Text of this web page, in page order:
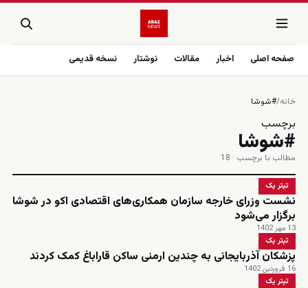
صفحه اصلی اخبار مقالات نوشتار نسخه قدیمی
خانه/#شوشا
برچسب
#شوشا
مطالب با برچسب · 18
تیتر یک
نشست وزرای خارجه سازمان همکاری‌های اقتصادی اکو در شوشا
برگزار می‌شود
13 مهر 1402
تیتر یک
پزشکان آذربایجانی به چندین ارمنی ساکن قاراباغ کمک کردند
16 فروردین 1402
تیتر یک